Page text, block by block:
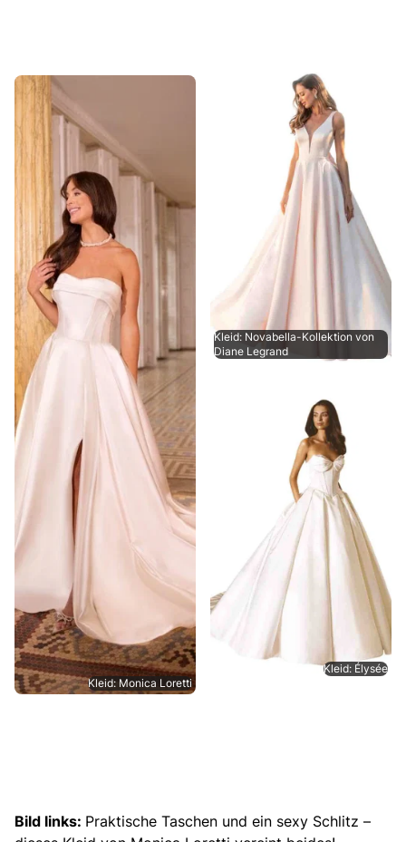
Kleid: Monica Loretti
Kleid: Novabella-Kollektion von
Diane Legrand
Kleid: Élysée
Bild links: Praktische Taschen und ein sexy Schlitz –